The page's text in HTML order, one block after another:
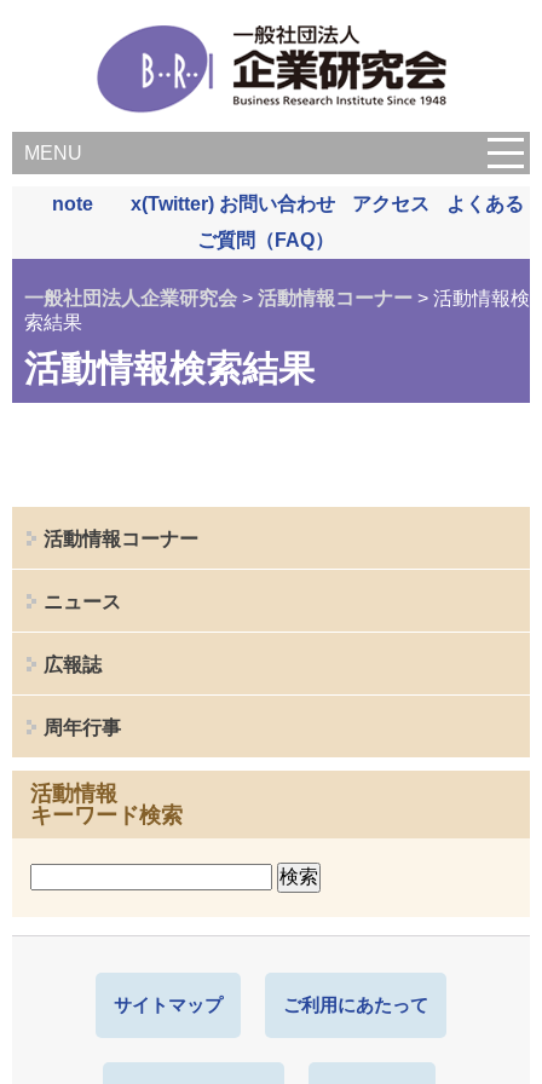
MENU
note x(Twitter) お問い合わせ アクセス
よくある
ご質問（FAQ）
一般社団法人企業研究会 > 活動情報コーナー > 活動情報検
索結果
活動情報検索結果
活動情報コーナー
ニュース
広報誌
周年行事
活動情報
キーワード検索
サイトマップ ご利用にあたって